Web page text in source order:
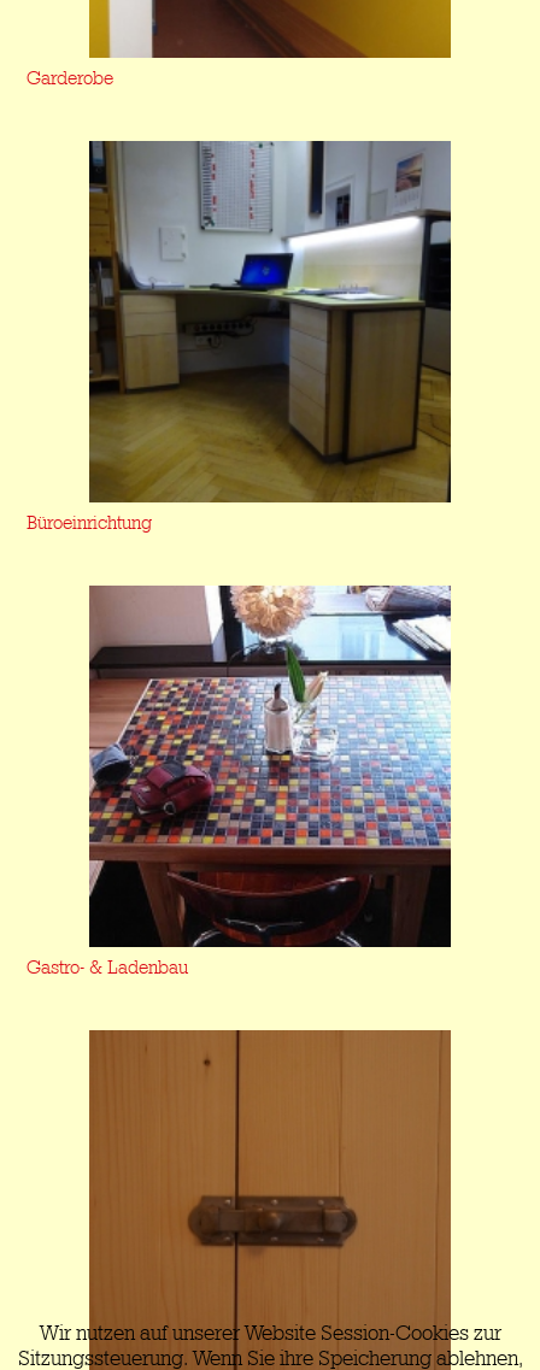
Garderobe
Büroeinrichtung
Gastro- & Ladenbau
Wir nutzen auf unserer Website Session-Cookies zur
Sitzungssteuerung. Wenn Sie ihre Speicherung ablehnen,